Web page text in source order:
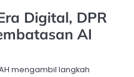
Digital, DPR
AI
mengambil langkah